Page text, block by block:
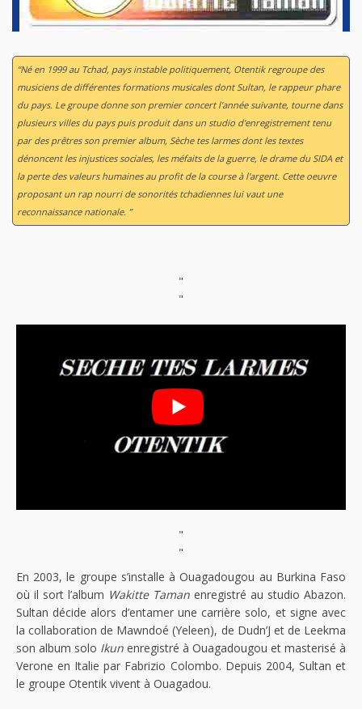
“Né en 1999 au Tchad, pays instable politiquement, Otentik regroupe des
musiciens de différentes formations musicales dont Sultan, le rappeur phare
du pays. Le groupe donne son premier concert l'année suivante, tourne dans
plusieurs villes du pays puis produit dans un studio d'enregistrement tenu
par des prêtres son premier album, Sèche tes larmesdont les textes
dénoncent les injustices sociales, les méfaits de la guerre, le drame du SIDA et
la perte des valeurs humaines au profit de la course à l'argent. Cette oeuvre
proposant un rap nourri de sonorités tchadiennes lui vaut une
reconnaissance nationale. ”
"
"
"
"
En 2003, le groupe s’installe à Ouagadougou au Burkina Faso
où il sort l’album Wakitte Taman enregistré au studio Abazon.
Sultan décide alors d’entamer une carrière solo, et signe avec
la collaboration de Mawndoé (Yeleen), de Dudn’J et de Leekma
son album solo Ikun enregistré à Ouagadougou et masterisé à
Verone en Italie par Fabrizio Colombo. Depuis 2004, Sultan et
le groupe Otentik vivent à Ouagadou.